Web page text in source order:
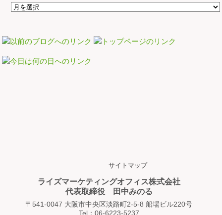
サイトマップ
ライズマーケティングオフィス株式会社
代表取締役 田中みのる
〒541-0047 大阪市中央区淡路町2-5-8 船場ビル220号
Tel：06-6223-5237